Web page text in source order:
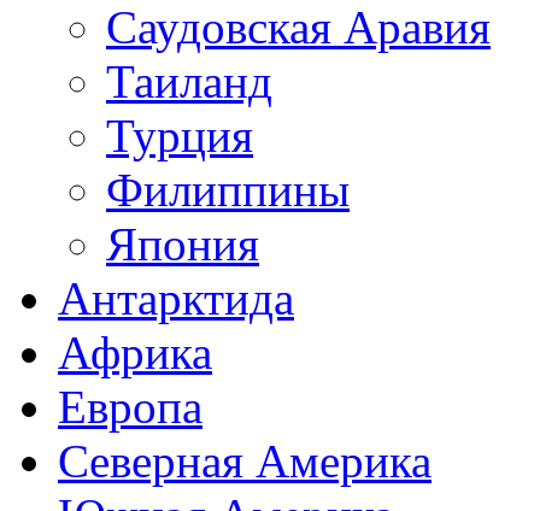
Саудовская Аравия
Таиланд
Турция
Филиппины
Япония
Антарктида
Африка
Европа
Северная Америка